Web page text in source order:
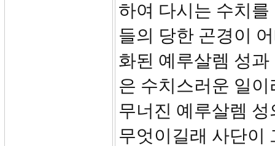
하여 다시는 수치
들의 당한 곤경이
화된 예루살렘 성
은 수치스러운 일
무너진 예루살렘
무엇이길래 사단